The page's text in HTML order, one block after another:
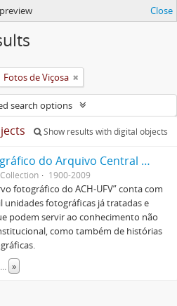
Close
Fotos de Viçosa
search options
Show results with digital objects
Acervo Fotográfico do Arquivo Central Histórico da UFV
Collection 1900-2009
fotográfico do ACH-UFV” conta com
unidades fotográficas já tratadas e
podem servir ao conhecimento não
como também de histórias
... »